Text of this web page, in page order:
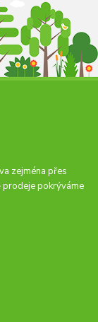
zejména přes
prodeje pokrýváme